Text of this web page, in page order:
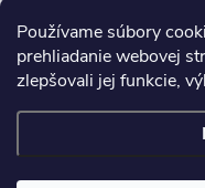
Používame súbory
prehliadanie webovej
zlepšovali jej funkcie,
Copyright 2026